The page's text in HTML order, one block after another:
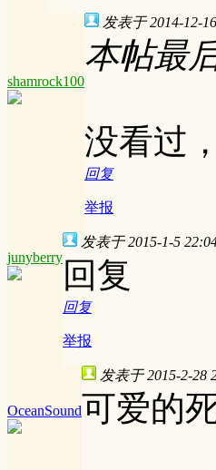
shamrock100
发表于 2014-12-
本帖最
没看过
回复
举报
junyberry
发表于 2015-1-5
回复
回复
举报
OceanSound
发表于 2015-2-28
可爱的